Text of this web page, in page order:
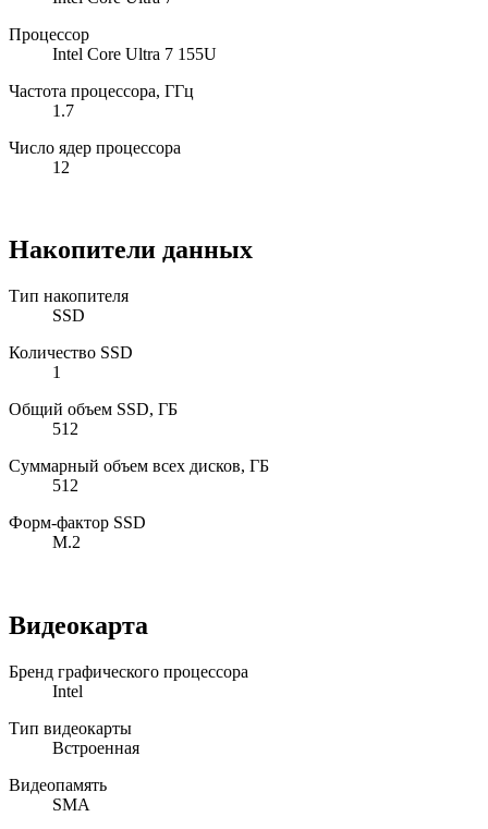
Процессор
Intel Core Ultra 7 155U
Частота процессора, ГГц
1.7
Число ядер процессора
12
Накопители данных
Тип накопителя
SSD
Количество SSD
1
Общий объем SSD, ГБ
512
Суммарный объем всех дисков, ГБ
512
Форм-фактор SSD
M.2
Видеокарта
Бренд графического процессора
Intel
Тип видеокарты
Встроенная
Видеопамять
SMA